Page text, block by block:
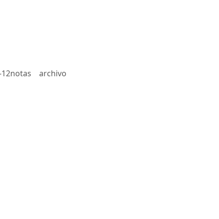
12notas archivo